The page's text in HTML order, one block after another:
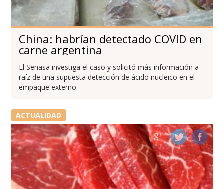
China: habrían detectado COVID en
carne argentina
El Senasa investiga el caso y solicitó más información a
raíz de una supuesta detección de ácido nucleico en el
empaque externo.
ACTUALIDAD